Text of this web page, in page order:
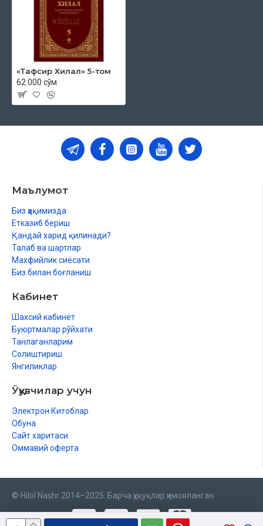
«Тафсир Хилал» 5-том
62 000 сўм
Маълумот
Биз ҳақимизда
Етказиб бериш
Қандай харид қилинади?
Талаб ва шартлар
Махфийлик сиёсати
Биз билан боғланиш
Кабинет
Шахсий кабинет
Буюртмалар рўйхати
Танлаганларим
Солиштириш
Янгиликлар
Ўқувчилар учун
Электрон Китоблар
Обуна
Сайт харитаси
Оммавий оферта
© Hilol Nashr 2014–2025. Барча ҳуқуқлар ҳимояланган